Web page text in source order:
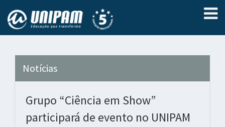
Notícias
Grupo “Ciência em Show”
participará de evento no UNIPAM